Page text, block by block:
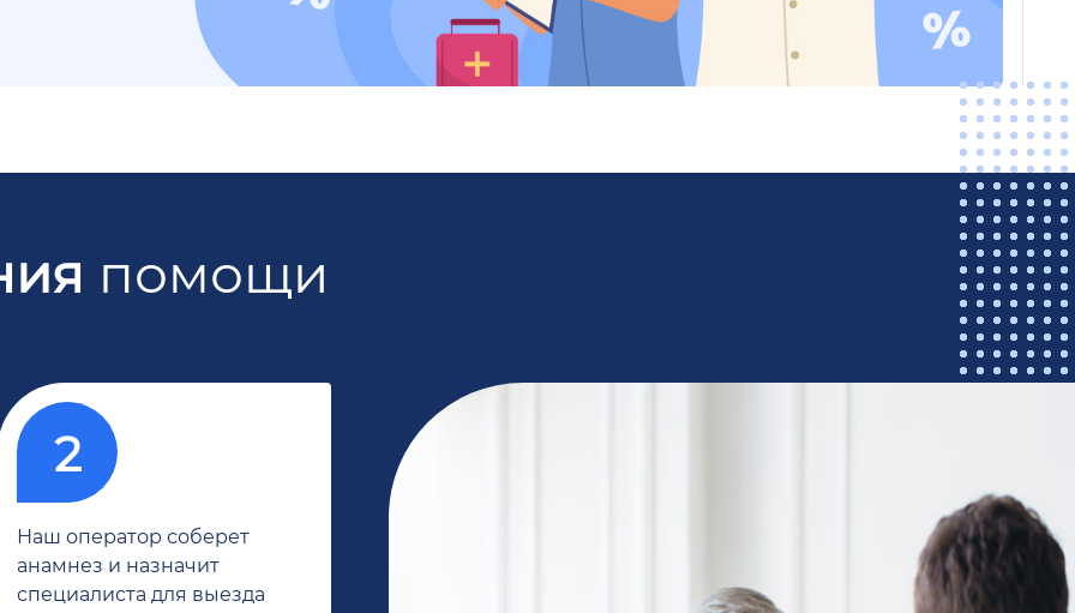
помощи
Наш оператор соберет
анамнез и назначит
специалиста для выезда